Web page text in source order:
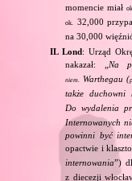
momencie miałok.
ok. 32,000
na 30,000
IL Lond: Urząd
nakazał: „
Na
niem. Warthegau (
także duchowni
Do wydalenia
Internowanych
powinni być
opactwie i
internowania”)
z diecezji